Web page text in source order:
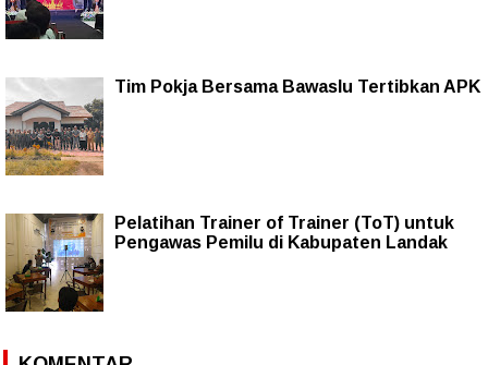
Tim Pokja Bersama Bawaslu Tertibkan APK
Pelatihan Trainer of Trainer (ToT) untuk
Pengawas Pemilu di Kabupaten Landak